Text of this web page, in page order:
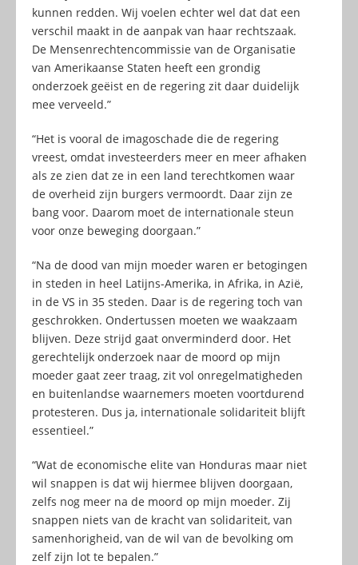
kunnen redden. Wij voelen echter wel dat dat een
verschil maakt in de aanpak van haar rechtszaak.
De Mensenrechtencommissie van de Organisatie
van Amerikaanse Staten heeft een grondig
onderzoek geëist en de regering zit daar duidelijk
mee verveeld.”
“Het is vooral de imagoschade die de regering
vreest, omdat investeerders meer en meer afhaken
als ze zien dat ze in een land terechtkomen waar
de overheid zijn burgers vermoordt. Daar zijn ze
bang voor. Daarom moet de internationale steun
voor onze beweging doorgaan.”
“Na de dood van mijn moeder waren er betogingen
in steden in heel Latijns-Amerika, in Afrika, in Azië,
in de VS in 35 steden. Daar is de regering toch van
geschrokken. Ondertussen moeten we waakzaam
blijven. Deze strijd gaat onverminderd door. Het
gerechtelijk onderzoek naar de moord op mijn
moeder gaat zeer traag, zit vol onregelmatigheden
en buitenlandse waarnemers moeten voortdurend
protesteren. Dus ja, internationale solidariteit blijft
essentieel.”
“Wat de economische elite van Honduras maar niet
wil snappen is dat wij hiermee blijven doorgaan,
zelfs nog meer na de moord op mijn moeder. Zij
snappen niets van de kracht van solidariteit, van
samenhorigheid, van de wil van de bevolking om
zelf zijn lot te bepalen.”